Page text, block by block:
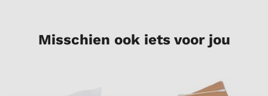
Misschien ook iets voor jou